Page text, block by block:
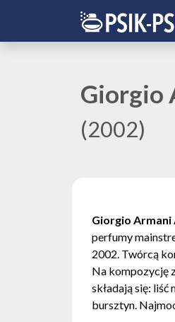
Giorgio
(2002)
Giorgio Armani
perfumy
2002. Twórcą
Na kompozycję
składają się:
bursztyn.